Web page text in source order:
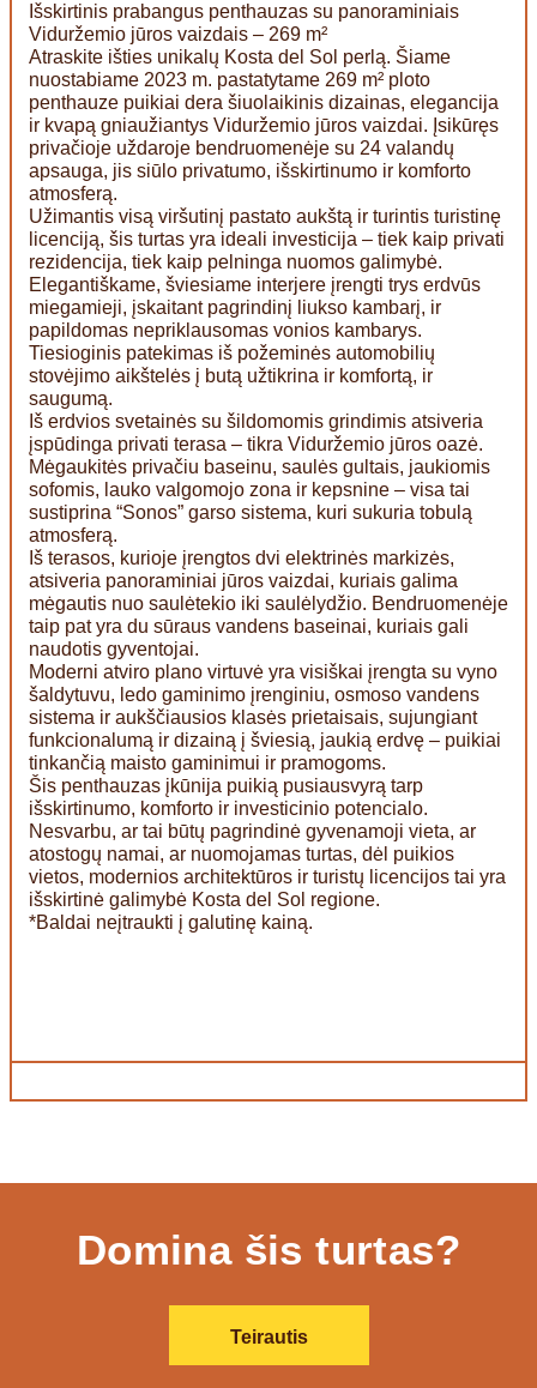
Išskirtinis prabangus penthauzas su panoraminiais
Viduržemio jūros vaizdais – 269 m²
Atraskite išties unikalų Kosta del Sol perlą. Šiame
nuostabiame 2023 m. pastatytame 269 m² ploto
penthauze puikiai dera šiuolaikinis dizainas, elegancija
ir kvapą gniaužiantys Viduržemio jūros vaizdai. Įsikūręs
privačioje uždaroje bendruomenėje su 24 valandų
apsauga, jis siūlo privatumo, išskirtinumo ir komforto
atmosferą.
Užimantis visą viršutinį pastato aukštą ir turintis turistinę
licenciją, šis turtas yra ideali investicija – tiek kaip privati
rezidencija, tiek kaip pelninga nuomos galimybė.
Elegantiškame, šviesiame interjere įrengti trys erdvūs
miegamieji, įskaitant pagrindinį liukso kambarį, ir
papildomas nepriklausomas vonios kambarys.
Tiesioginis patekimas iš požeminės automobilių
stovėjimo aikštelės į butą užtikrina ir komfortą, ir
saugumą.
Iš erdvios svetainės su šildomomis grindimis atsiveria
įspūdinga privati terasa – tikra Viduržemio jūros oazė.
Mėgaukitės privačiu baseinu, saulės gultais, jaukiomis
sofomis, lauko valgomojo zona ir kepsnine – visa tai
sustiprina “Sonos” garso sistema, kuri sukuria tobulą
atmosferą.
Iš terasos, kurioje įrengtos dvi elektrinės markizės,
atsiveria panoraminiai jūros vaizdai, kuriais galima
mėgautis nuo saulėtekio iki saulėlydžio. Bendruomenėje
taip pat yra du sūraus vandens baseinai, kuriais gali
naudotis gyventojai.
Moderni atviro plano virtuvė yra visiškai įrengta su vyno
šaldytuvu, ledo gaminimo įrenginiu, osmoso vandens
sistema ir aukščiausios klasės prietaisais, sujungiant
funkcionalumą ir dizainą į šviesią, jaukią erdvę – puikiai
tinkančią maisto gaminimui ir pramogoms.
Šis penthauzas įkūnija puikią pusiausvyrą tarp
išskirtinumo, komforto ir investicinio potencialo.
Nesvarbu, ar tai būtų pagrindinė gyvenamoji vieta, ar
atostogų namai, ar nuomojamas turtas, dėl puikios
vietos, modernios architektūros ir turistų licencijos tai yra
išskirtinė galimybė Kosta del Sol regione.
*Baldai neįtraukti į galutinę kainą.
Domina šis turtas?
Teirautis